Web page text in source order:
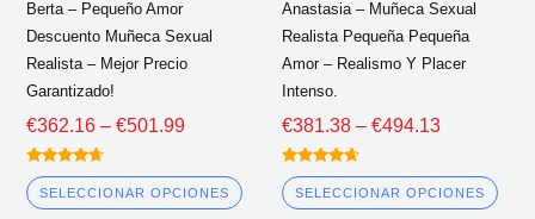
Berta – Pequeño Amor
Descuento Muñeca Sexual
Realista – Mejor Precio
Garantizado!
€362.16 – €501.99
Calificado
4.50
fuera de 5
SELECCIONAR OPCIONES
página
producto
Anastasia – Muñeca Sexual
Realista Pequeña Pequeña
Amor – Realismo Y Placer
Intenso.
€381.38 – €494.13
Calificado
4.50
fuera de 5
SELECCIONAR OPCIONES